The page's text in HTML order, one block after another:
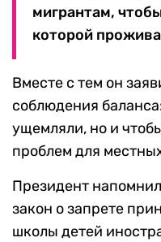
мигрантам,
которой
Вместе с тем он
соблюдения
ущемляли, но и
проблем для
Президент
закон о запрете
школы детей